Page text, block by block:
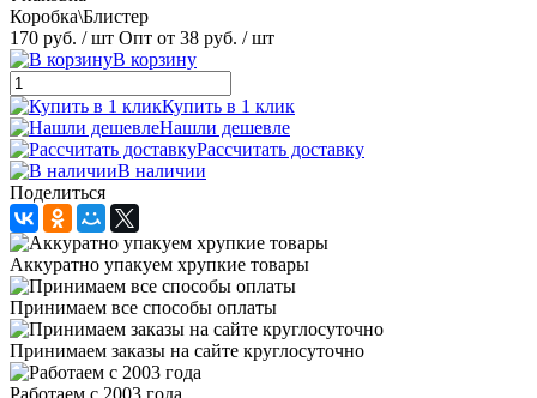
Коробка\Блистер
170 руб. / шт Опт от 38 руб. / шт
В корзину
Купить в 1 клик
Нашли дешевле
Рассчитать доставку
В наличии
Поделиться
Аккуратно упакуем хрупкие товары
Принимаем все способы оплаты
Принимаем заказы на сайте круглосуточно
Работаем с 2003 года